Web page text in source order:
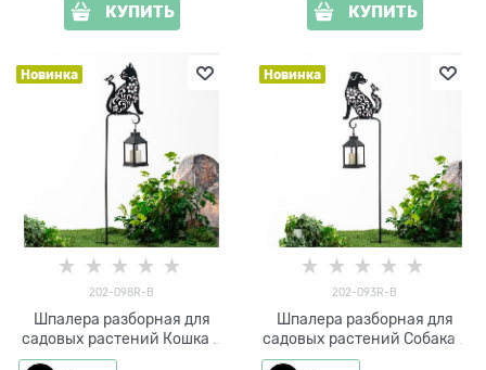
КУПИТЬ КУПИТЬ
Новинка
202-098R-B
Шпалера разборная для
садовых растений Кошка с
бабочкой 202-098R h=118
Новинка
202-093R-B
Шпалера разборная для
садовых растений Собака с
бабочкой 202-093R h=122